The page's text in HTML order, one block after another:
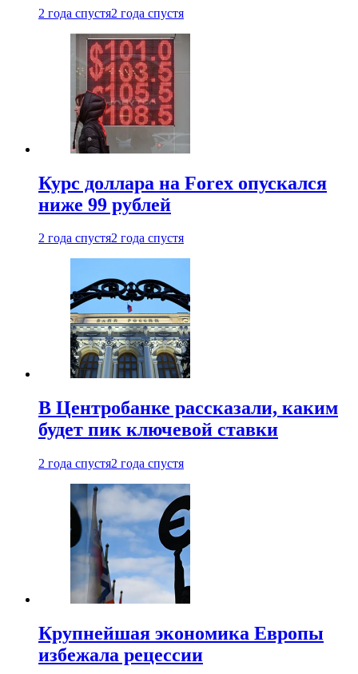
2 года спустя2 года спустя
Курс доллара на Forex опускался
ниже 99 рублей
2 года спустя2 года спустя
В Центробанке рассказали, каким
будет пик ключевой ставки
2 года спустя2 года спустя
Крупнейшая экономика Европы
избежала рецессии